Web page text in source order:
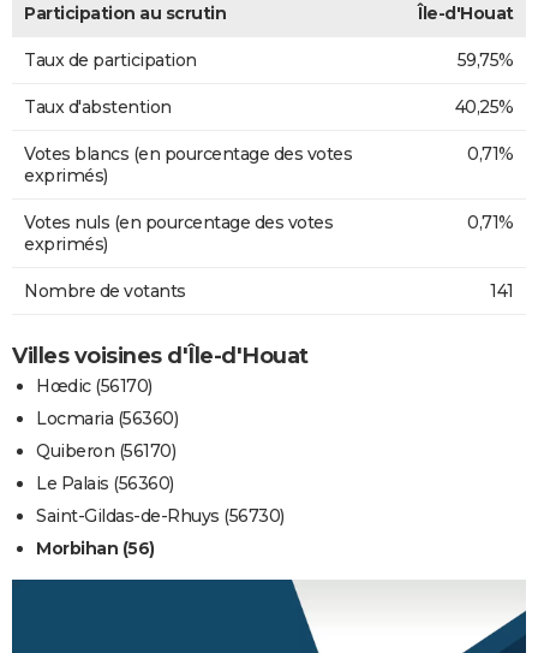
Participation au scrutin Île-d'Houat
Taux de participation 59,75%
Taux d'abstention 40,25%
Votes blancs (en pourcentage des votes
exprimés)
0,71%
Votes nuls (en pourcentage des votes
exprimés)
0,71%
Nombre de votants 141
Villes voisines d'Île-d'Houat
Hœdic (56170)
Locmaria (56360)
Quiberon (56170)
Le Palais (56360)
Saint-Gildas-de-Rhuys (56730)
Morbihan (56)